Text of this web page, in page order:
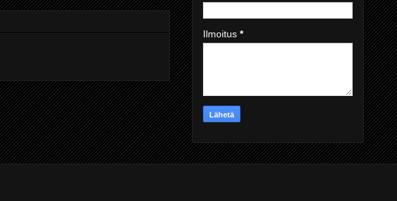
Ilmoitus *